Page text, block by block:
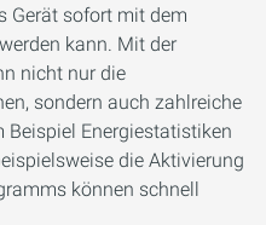
Gerät sofort mit dem
kann. Mit der
nicht nur die
sondern auch zahlreiche
Energiestatistiken
die Aktivierung
können schnell